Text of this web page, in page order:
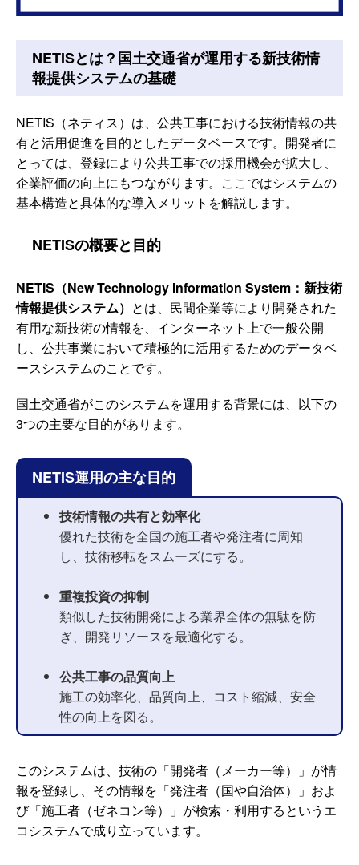
NETISとは？国土交通省が運用する新技術情
報提供システムの基礎
NETIS（ネティス）は、公共工事における技術情報の共
有と活用促進を目的としたデータベースです。開発者に
とっては、登録により公共工事での採用機会が拡大し、
企業評価の向上にもつながります。ここではシステムの
基本構造と具体的な導入メリットを解説します。
NETISの概要と目的
NETIS（New Technology Information System：新技術
情報提供システム） とは、民間企業等により開発された
有用な新技術の情報を、インターネット上で一般公開
し、公共事業において積極的に活用するためのデータベ
ースシステムのことです。
国土交通省がこのシステムを運用する背景には、以下の
3つの主要な目的があります。
NETIS運用の主な目的
技術情報の共有と効率化
優れた技術を全国の施工者や発注者に周知
し、技術移転をスムーズにする。
重複投資の抑制
類似した技術開発による業界全体の無駄を防
ぎ、開発リソースを最適化する。
公共工事の品質向上
施工の効率化、品質向上、コスト縮減、安全
性の向上を図る。
このシステムは、技術の「開発者（メーカー等）」が情
報を登録し、その情報を「発注者（国や自治体）」およ
び「施工者（ゼネコン等）」が検索・利用するというエ
コシステムで成り立っています。